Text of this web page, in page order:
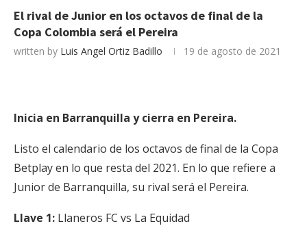
El rival de Junior en los octavos de final de la
Copa Colombia será el Pereira
written by Luis Angel Ortiz Badillo 19 de agosto de 2021
Inicia en Barranquilla y cierra en Pereira.
Listo el calendario de los octavos de final de la Copa
Betplay en lo que resta del 2021. En lo que refiere a
Junior de Barranquilla, su rival será el Pereira.
Llave 1: Llaneros FC vs La Equidad